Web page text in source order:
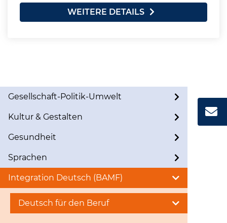
WEITERE DETAILS
Gesellschaft-Politik-Umwelt
Kultur & Gestalten
Gesundheit
Sprachen
Integration Deutsch (BAMF)
Deutsch für den Beruf